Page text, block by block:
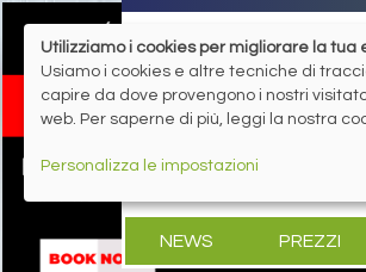
NEWS PREZZI
Utilizziamo i cookies per migliorare la tua
Usiamo i cookies e altre tecniche di
capire da dove provengono i nostri
web. Per saperne di più, leggi la nostra
Personalizza le impostazioni